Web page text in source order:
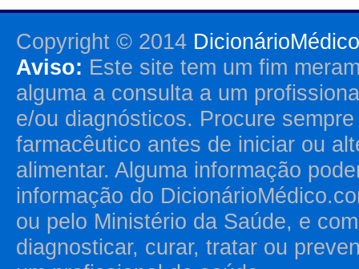
Copyright © 2014
Aviso: Este site tem um fim
alguma a consulta a um
e/ou diagnósticos. Procure
farmacêutico antes de iniciar ou
alimentar. Alguma informação
informação do
ou pelo Ministério da Saúde, e
diagnosticar, curar, tratar ou